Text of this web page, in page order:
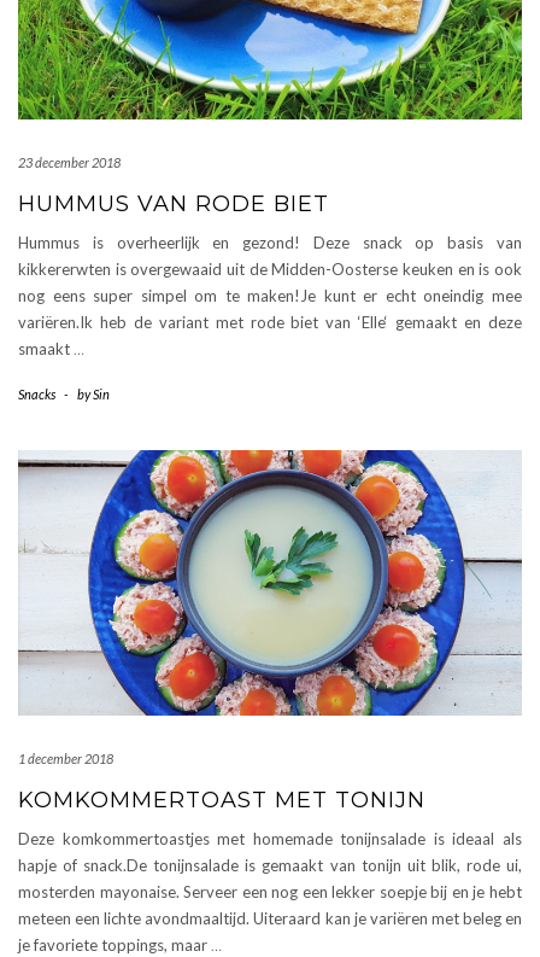
23 december 2018
HUMMUS VAN RODE BIET
Hummus is overheerlijk en gezond! Deze snack op basis van
kikkererwten is overgewaaid uit de Midden-Oosterse keuken en is ook
nog eens super simpel om te maken!Je kunt er echt oneindig mee
variëren.Ik heb de variant met rode biet van ‘Elle‘ gemaakt en deze
smaakt…
Snacks - bySin
1 december 2018
KOMKOMMERTOAST MET TONIJN
Deze komkommertoastjes met homemade tonijnsalade is ideaal als
hapje of snack.De tonijnsalade is gemaakt van tonijn uit blik, rode ui,
mosterden mayonaise. Serveer een nog een lekker soepje bij en je hebt
meteen een lichte avondmaaltijd. Uiteraard kan je variëren met beleg en
je favoriete toppings, maar…